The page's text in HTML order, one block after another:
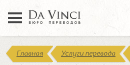
Главная Услуги перевода